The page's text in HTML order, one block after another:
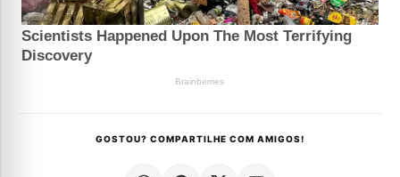
GOSTOU? COMPARTILHE COM AMIGOS!